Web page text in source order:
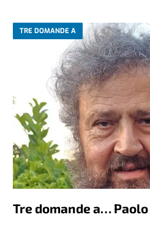
TRE DOMANDE A
Tre domande a…